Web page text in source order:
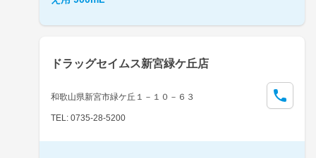
ドラッグセイムス新宮緑ケ丘店
和歌山県新宮市緑ケ丘１－１０－６３
TEL: 0735-28-5200